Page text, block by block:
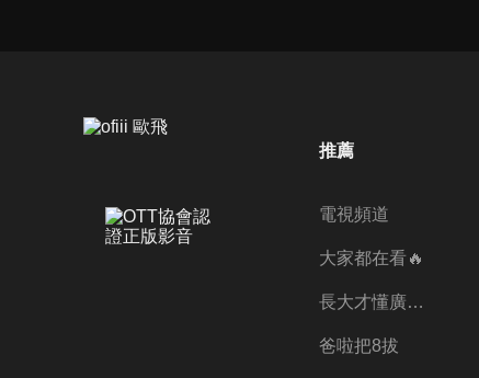
推薦
電視頻道
大家都在看🔥
長大才懂廣志的偉大
爸啦把8拔